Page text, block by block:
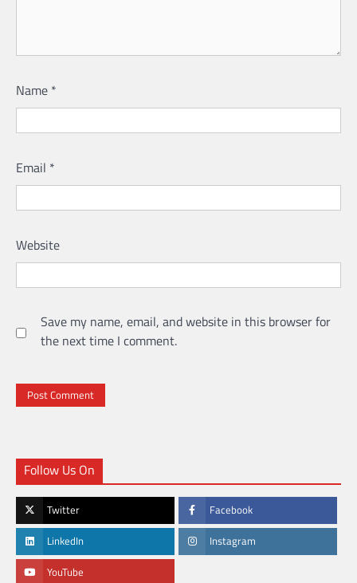
Name *
Email *
Website
Save my name, email, and website in this browser for
the next time I comment.
Follow Us On
Twitter Facebook
LinkedIn Instagram
YouTube